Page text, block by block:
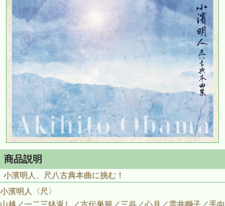
商品説明
小濱明人、尺八古典本曲に挑む！
小濱明人〈尺〉
山越／一二三鉢返し／古伝巣籠／三谷／心月／雲井獅子／手向